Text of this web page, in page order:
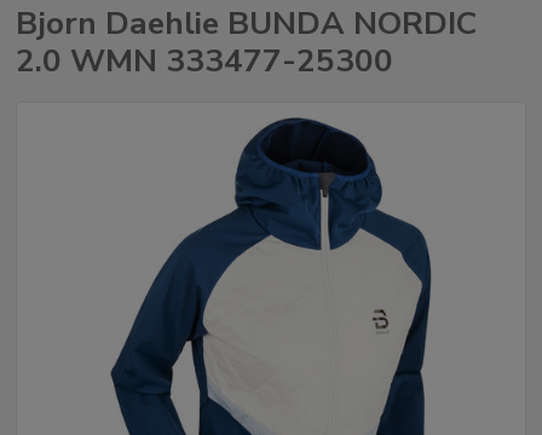
Bjorn Daehlie BUNDA NORDIC
2.0 WMN 333477-25300